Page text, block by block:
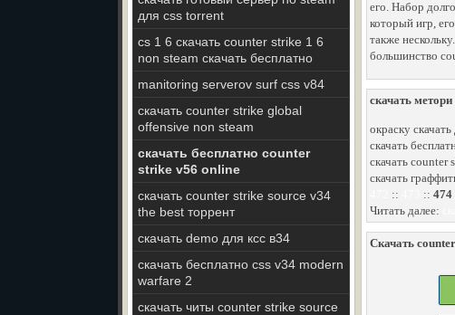
для css torrent
cs 1 6 cкачать counter strike 1 6
non steam скачать бесплатно
manitoring serverov surf css v84
скачать counter strike global
offensive non steam
скачать бесплатно counter
strike v56 online
скачать counter strike source v34
the best торрент
скачать demo для ксс в34
скачать бесплатно css v34 modern
warfare 2
скачать читы counter strike source
его. Набор
который игр,
также
большинство
скачать метори
окраску скачать
скачать
скачать counter
скачать
:: :: 474
Читать далее:
Скачать